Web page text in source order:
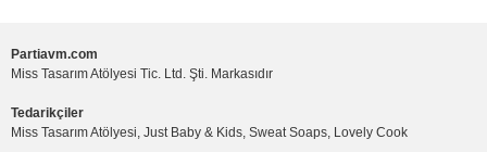
Partiavm.com
Miss Tasarım Atölyesi Tic. Ltd. Şti. Markasıdır
Tedarikçiler
Miss Tasarım Atölyesi, Just Baby & Kids, Sweat Soaps, Lovely Cook